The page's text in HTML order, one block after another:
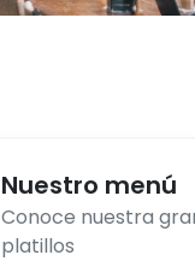
Nuestro menú
Conoce nuestra
platillos